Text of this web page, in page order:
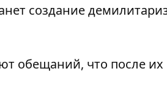
создание
обещаний, что после их